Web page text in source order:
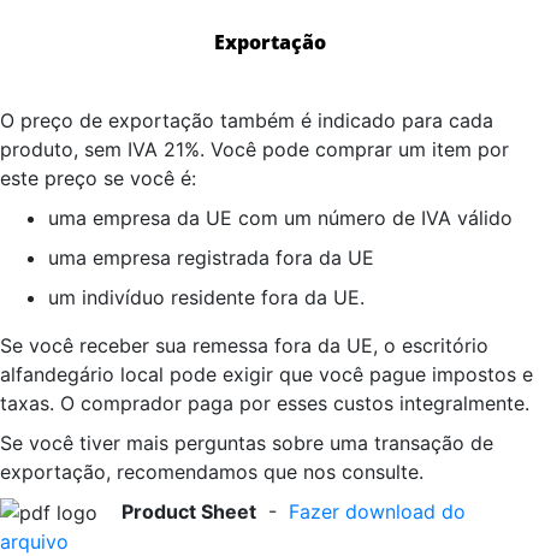
Exportação
O preço de exportação também é indicado para cada
produto, sem IVA 21%. Você pode comprar um item por
este preço se você é:
uma empresa da UE com um número de IVA válido
uma empresa registrada fora da UE
um indivíduo residente fora da UE.
Se você receber sua remessa fora da UE, o escritório
alfandegário local pode exigir que você pague impostos e
taxas. O comprador paga por esses custos integralmente.
Se você tiver mais perguntas sobre uma transação de
exportação, recomendamos que nos consulte.
Product Sheet - Fazer download do
arquivo